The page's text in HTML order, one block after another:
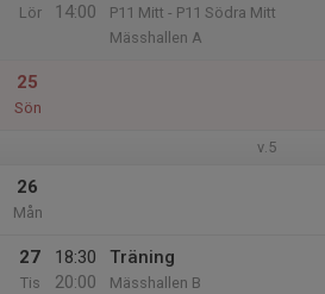
Lör
14:00
P11 Mitt - P11 Södra Mitt
Mässhallen A
25
Sön
v.5
26
Mån
27
Tis
18:30
20:00
Träning
Mässhallen B